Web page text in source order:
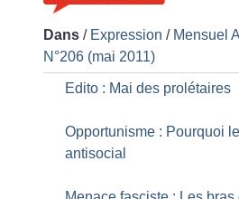
Dans / Expression / Mensuel
N°206 (mai 2011)
Edito : Mai des prolétaires
Opportunisme : Pourquoi
antisocial